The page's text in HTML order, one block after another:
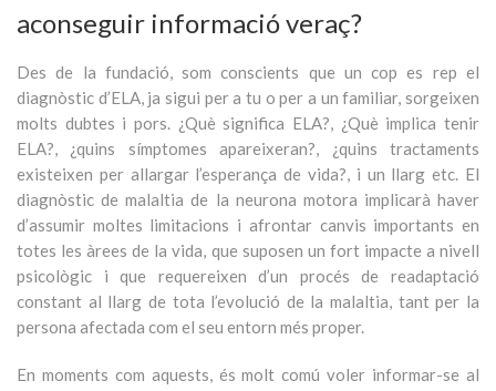
aconseguir informació veraç?
Des de la fundació, som conscients que un cop es rep el
diagnòstic d’ELA, ja sigui per a tu o per a un familiar, sorgeixen
molts dubtes i pors. ¿Què significa ELA?, ¿Què implica tenir
ELA?, ¿quins símptomes apareixeran?, ¿quins tractaments
existeixen per allargar l’esperança de vida?, i un llarg etc. El
diagnòstic de malaltia de la neurona motora implicarà haver
d’assumir moltes limitacions i afrontar canvis importants en
totes les àrees de la vida, que suposen un fort impacte a nivell
psicològic i que requereixen d’un procés de readaptació
constant al llarg de tota l’evolució de la malaltia, tant per la
persona afectada com el seu entorn més proper.
En moments com aquests, és molt comú voler informar-se al